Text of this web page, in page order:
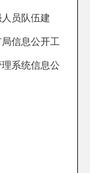
员队伍建
信息公开工
系统信息公